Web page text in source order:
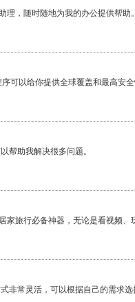
理，随时随地为我的办公提供帮助。
可以给你提供全球覆盖和最高安全
帮助我解决很多问题。
家旅行必备神器，无论是看视频、
非常灵活，可以根据自己的需求